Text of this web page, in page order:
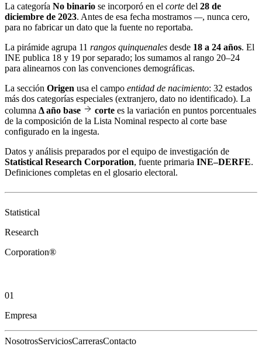
La categoría No binario se incorporó en el corte del 28 de
diciembre de 2023. Antes de esa fecha mostramos —, nunca cero,
para no fabricar un dato que la fuente no reportaba.
La pirámide agrupa 11 rangos quinquenales desde 18 a 24 años. El
INE publica 18 y 19 por separado; los sumamos al rango 20–24
para alinearnos con las convenciones demográficas.
La sección Origen usa el campo entidad de nacimiento: 32 estados
más dos categorías especiales (extranjero, dato no identificado). La
columna Δ año base corte es la variación en puntos porcentuales
de la composición de la Lista Nominal respecto al corte base
configurado en la ingesta.
Datos y análisis preparados por el equipo de investigación de
Statistical Research Corporation, fuente primaria INE–DERFE.
Definiciones completas en el glosario electoral.
Statistical
Research
Corporation®
01
Empresa
NosotrosServiciosCarrerasContacto